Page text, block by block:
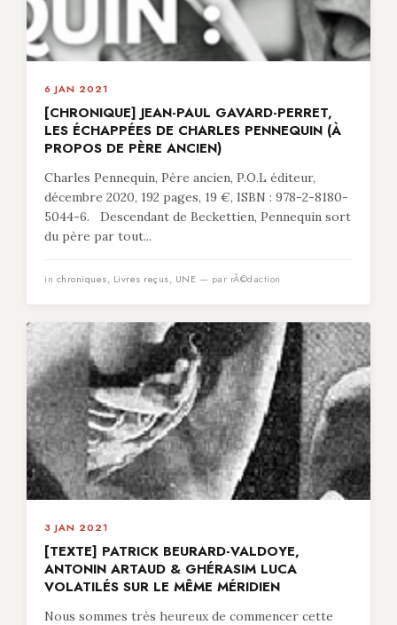
6 JAN 2021
[CHRONIQUE] JEAN-PAUL GAVARD-PERRET,
LES ÉCHAPPÉES DE CHARLES PENNEQUIN (À
PROPOS DE PÈRE ANCIEN)
Charles Pennequin, Père ancien, P.O.L éditeur,
décembre 2020, 192 pages, 19 €, ISBN : 978-2-8180-
5044-6. Descendant de Beckettien, Pennequin sort
du père par tout...
in chroniques, Livres reçus, UNE — par rÃ©daction
3 JAN 2021
[TEXTE] PATRICK BEURARD-VALDOYE,
ANTONIN ARTAUD & GHÉRASIM LUCA
VOLATILÉS SUR LE MÊME MÉRIDIEN
Nous sommes très heureux de commencer cette